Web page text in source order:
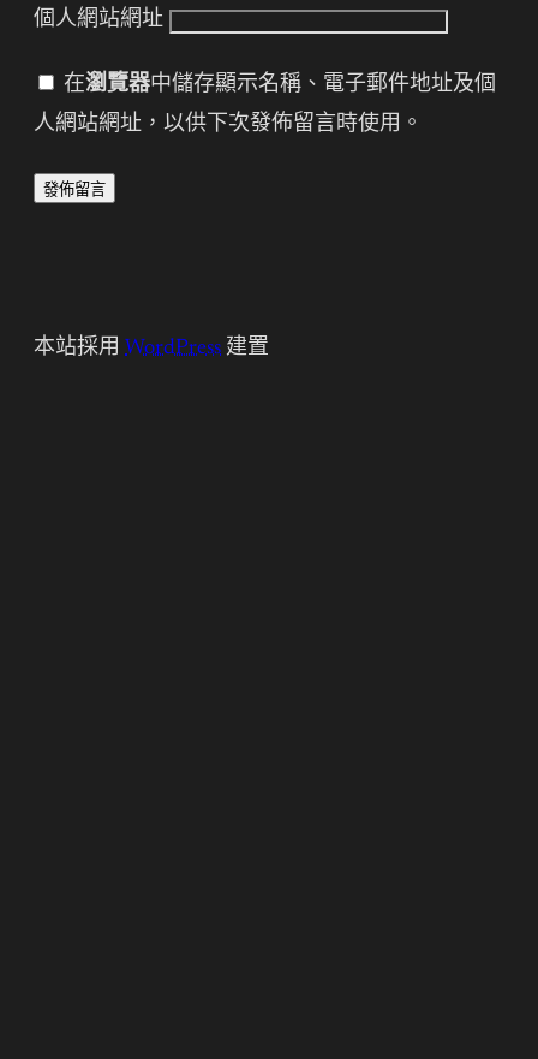
個人網站網址
在瀏覽器中儲存顯示名稱、電子郵件地址及個
人網站網址，以供下次發佈留言時使用。
本站採用 WordPress 建置